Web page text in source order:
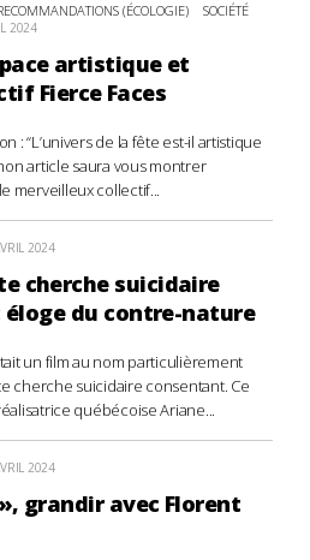
(ÉCOLOGIE)
SOCIÉTÉ
2024
artistique et
Fierce Faces
: “L’univers de la fête est-il artistique
article saura vous montrer
merveilleux collectif...
2024
cherche suicidaire
du contre-nature
un film au nom particulièrement
cherche suicidaire consentant. Ce
québécoise Ariane...
2024
grandir avec Florent